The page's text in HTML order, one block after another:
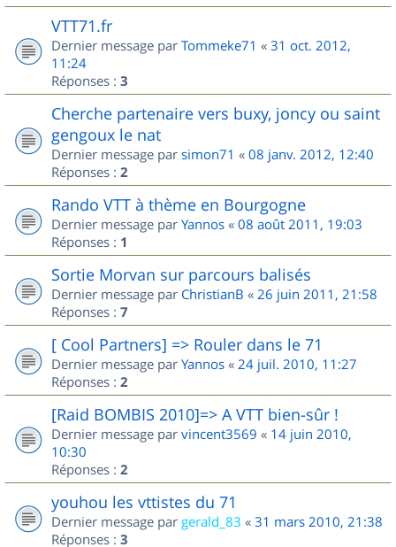
VTT71.fr
Dernier message par Tommeke71 « 31 oct. 2012,
11:24
Réponses : 3
Cherche partenaire vers buxy, joncy ou saint
gengoux le nat
Dernier message par simon71 « 08 janv. 2012, 12:40
Réponses : 2
Rando VTT à thème en Bourgogne
Dernier message par Yannos « 08 août 2011, 19:03
Réponses : 1
Sortie Morvan sur parcours balisés
Dernier message par ChristianB « 26 juin 2011, 21:58
Réponses : 7
[ Cool Partners] => Rouler dans le 71
Dernier message par Yannos « 24 juil. 2010, 11:27
Réponses : 2
[Raid BOMBIS 2010]=> A VTT bien-sûr !
Dernier message par vincent3569 « 14 juin 2010,
10:30
Réponses : 2
youhou les vttistes du 71
Dernier message par gerald_83 « 31 mars 2010, 21:38
Réponses : 3